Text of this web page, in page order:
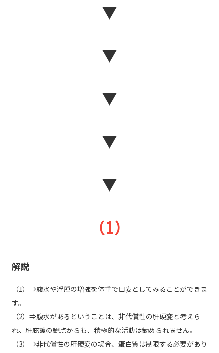
▼
▼
▼
▼
▼
（1）
解説
（1）⇒腹水や浮腫の増強を体重で目安としてみることができま
す。
（2）⇒腹水があるということは、非代償性の肝硬変と考えら
れ、肝庇護の観点からも、積極的な活動は勧められません。
（3）⇒非代償性の肝硬変の場合、蛋白質は制限する必要があり